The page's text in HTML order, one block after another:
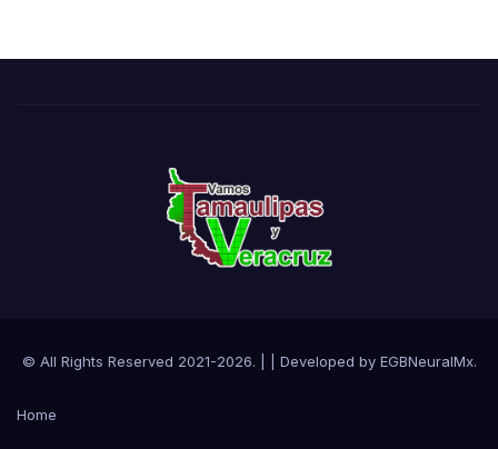
© All Rights Reserved 2021-2026. | Developed by EGBNeuralMx.
Home